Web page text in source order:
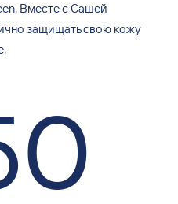
Вместе сСашей
защищать свою кожу